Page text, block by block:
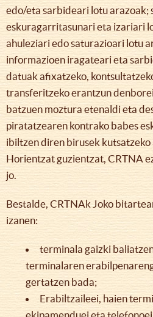
edo/eta sarbideari lotu arazoak;
eskuragarritasunari eta izariari
ahuleziari edo saturazioari lotu
informazioen iragateari eta
datuak afixatzeko,
transferitzeko erantzun
batzuen moztura etenaldi eta
piratatzearen kontrako babes
ibiltzen diren birusek
Horientzat guzientzat, CRTNA
jo.
Bestalde, CRTNAk Joko
izanen:
terminala gaizki
terminalaren
gertatzen bada;
Erabiltzaileei, haien